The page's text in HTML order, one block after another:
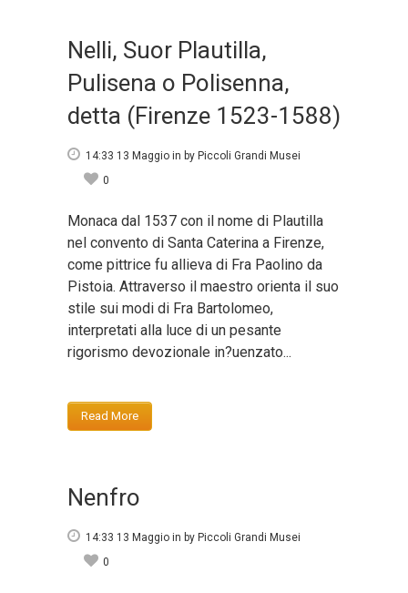
Nelli, Suor Plautilla,
Pulisena o Polisenna,
detta (Firenze 1523-1588)
14:33 13 Maggio in by Piccoli Grandi Musei
0
Monaca dal 1537 con il nome di Plautilla
nel convento di Santa Caterina a Firenze,
come pittrice fu allieva di Fra Paolino da
Pistoia. Attraverso il maestro orienta il suo
stile sui modi di Fra Bartolomeo,
interpretati alla luce di un pesante
rigorismo devozionale in?uenzato...
Read More
Nenfro
14:33 13 Maggio in by Piccoli Grandi Musei
0